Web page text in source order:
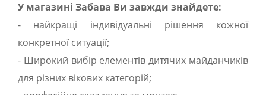
У магазині Забава Ви завжди знайдете:
- найкращі індивідуальні рішення кожної
конкретної ситуації;
- Широкий вибір елементів дитячих майданчиків
для різних вікових категорій;